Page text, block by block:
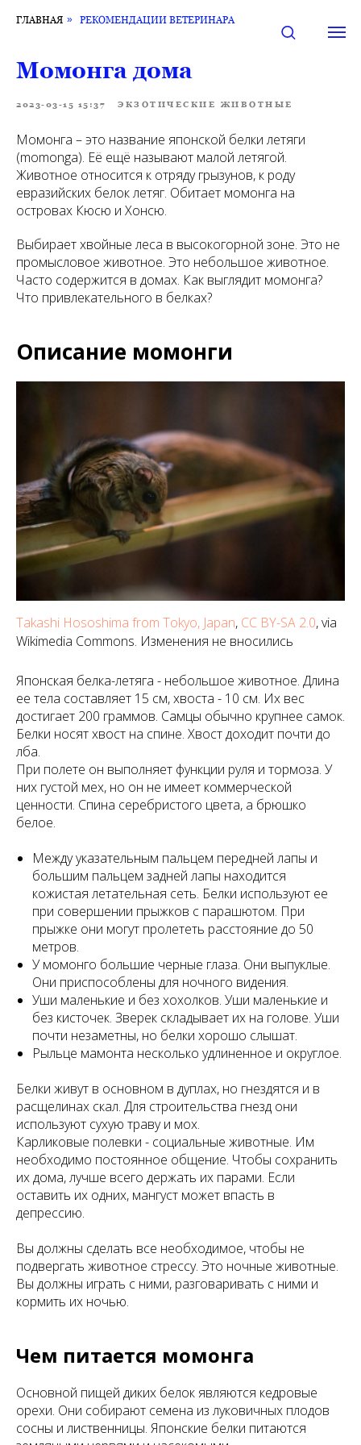
ГЛАВНАЯ » РЕКОМЕНДАЦИИ ВЕТЕРИНАРА
Момонга дома
2023-03-15 15:37 ЭКЗОТИЧЕСКИЕ ЖИВОТНЫЕ
Момонга – это название японской белки летяги
(momonga). Её ещё называют малой летягой.
Животное относится к отряду грызунов, к роду
евразийских белок летяг. Обитает момонга на
островах Кюсю и Хонсю.
Выбирает хвойные леса в высокогорной зоне. Это не
промысловое животное. Это небольшое животное.
Часто содержится в домах. Как выглядит момонга?
Что привлекательного в белках?
Описание момонги
Takashi Hososhima from Tokyo, Japan, CC BY-SA 2.0, via
Wikimedia Commons. Изменения не вносились
Японская белка-летяга - небольшое животное. Длина
ее тела составляет 15 см, хвоста - 10 см. Их вес
достигает 200 граммов. Самцы обычно крупнее самок.
Белки носят хвост на спине. Хвост доходит почти до
лба.
При полете он выполняет функции руля и тормоза. У
них густой мех, но он не имеет коммерческой
ценности. Спина серебристого цвета, а брюшко
белое.
Между указательным пальцем передней лапы и
большим пальцем задней лапы находится
кожистая летательная сеть. Белки используют ее
при совершении прыжков с парашютом. При
прыжке они могут пролететь расстояние до 50
метров.
У момонго большие черные глаза. Они выпуклые.
Они приспособлены для ночного видения.
Уши маленькие и без хохолков. Уши маленькие и
без кисточек. Зверек складывает их на голове. Уши
почти незаметны, но белки хорошо слышат.
Рыльце мамонта несколько удлиненное и округлое.
Белки живут в основном в дуплах, но гнездятся и в
расщелинах скал. Для строительства гнезд они
используют сухую траву и мох.
Карликовые полевки - социальные животные. Им
необходимо постоянное общение. Чтобы сохранить
их дома, лучше всего держать их парами. Если
оставить их одних, мангуст может впасть в
депрессию.
Вы должны сделать все необходимое, чтобы не
подвергать животное стрессу. Это ночные животные.
Вы должны играть с ними, разговаривать с ними и
кормить их ночью.
Чем питается момонга
Основной пищей диких белок являются кедровые
орехи. Они собирают семена из луковичных плодов
сосны и лиственницы. Японские белки питаются